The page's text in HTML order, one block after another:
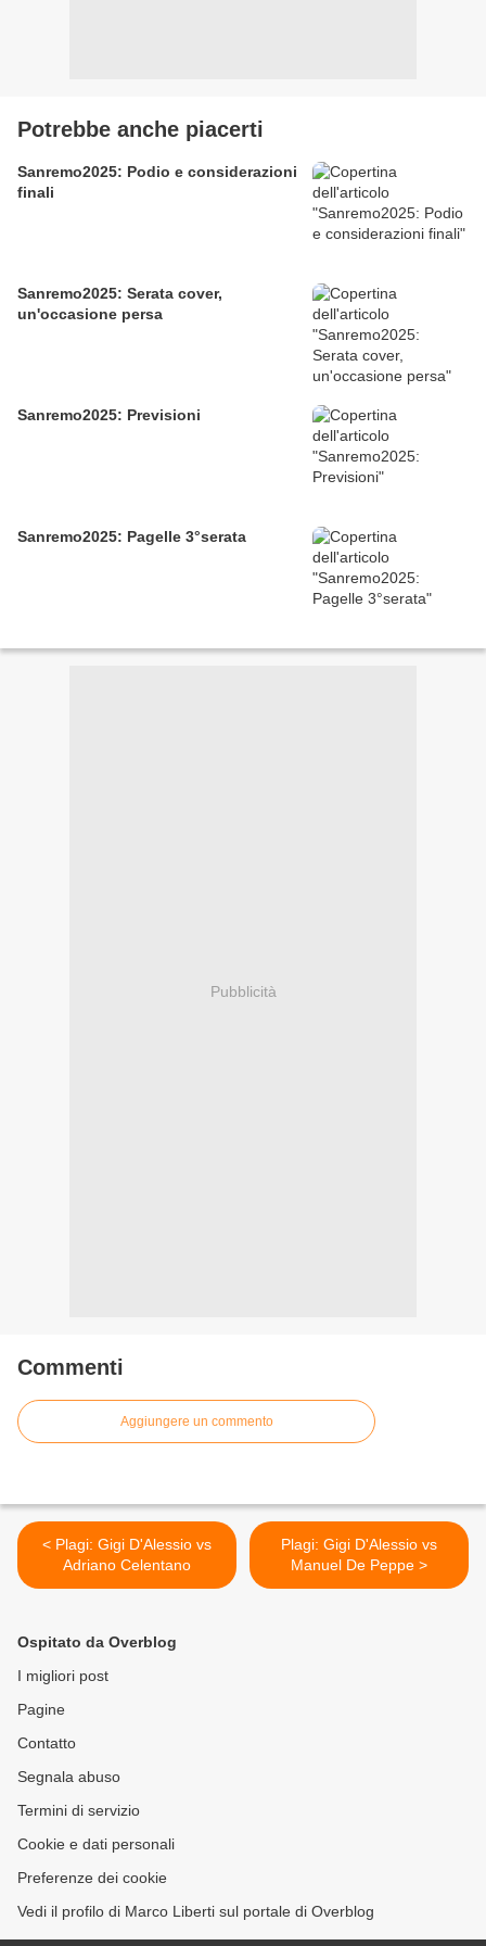
Potrebbe anche piacerti
Sanremo2025: Podio e considerazioni
finali
Sanremo2025: Serata cover,
un'occasione persa
Sanremo2025: Previsioni
Sanremo2025: Pagelle 3°serata
Pubblicità
Commenti
Aggiungere un commento
< Plagi: Gigi D'Alessio vs
Adriano Celentano
Plagi: Gigi D'Alessio vs
Manuel De Peppe >
Ospitato da Overblog
I migliori post
Pagine
Contatto
Segnala abuso
Termini di servizio
Cookie e dati personali
Preferenze dei cookie
Vedi il profilo di Marco Liberti sul portale di Overblog